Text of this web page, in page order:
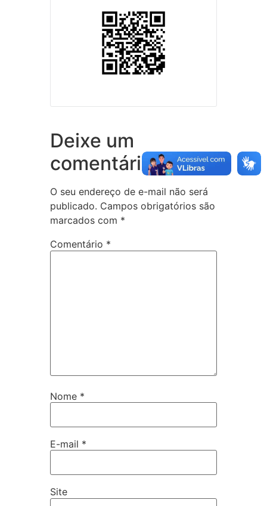
Deixe um
comentário
O seu endereço de e-mail não será
publicado. Campos obrigatórios são
marcados com *
Comentário *
Nome *
E-mail *
Site